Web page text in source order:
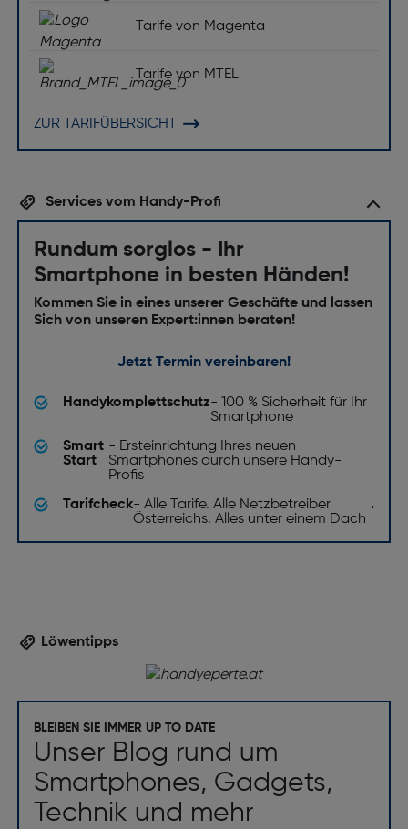
Tarife von Magenta
Tarife von MTEL
ZUR TARIFÜBERSICHT
Services vom Handy-Profi
Rundum sorglos - Ihr
Smartphone in besten Händen!
Kommen Sie in eines unserer Geschäfte und lassen
Sich von unseren Expert:innen beraten!
Jetzt Termin vereinbaren!
Handykomplettschutz- 100 % Sicherheit für Ihr
Smartphone
Smart
Start
- Ersteinrichtung Ihres neuen
Smartphones durch unsere Handy-
Profis
Tarifcheck- Alle Tarife. Alle Netzbetreiber
Österreichs. Alles unter einem Dach
.
Löwentipps
BLEIBEN SIE IMMER UP TO DATE
Unser Blog rund um
Smartphones, Gadgets,
Technik und mehr